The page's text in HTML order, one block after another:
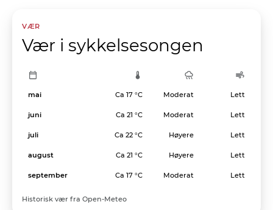
VÆR
Vær i sykkelsesongen
mai Ca 17 °C Moderat Lett
juni Ca 21 °C Moderat Lett
juli Ca 22 °C Høyere Lett
august Ca 21 °C Høyere Lett
september Ca 17 °C Moderat Lett
Historisk vær fra Open-Meteo